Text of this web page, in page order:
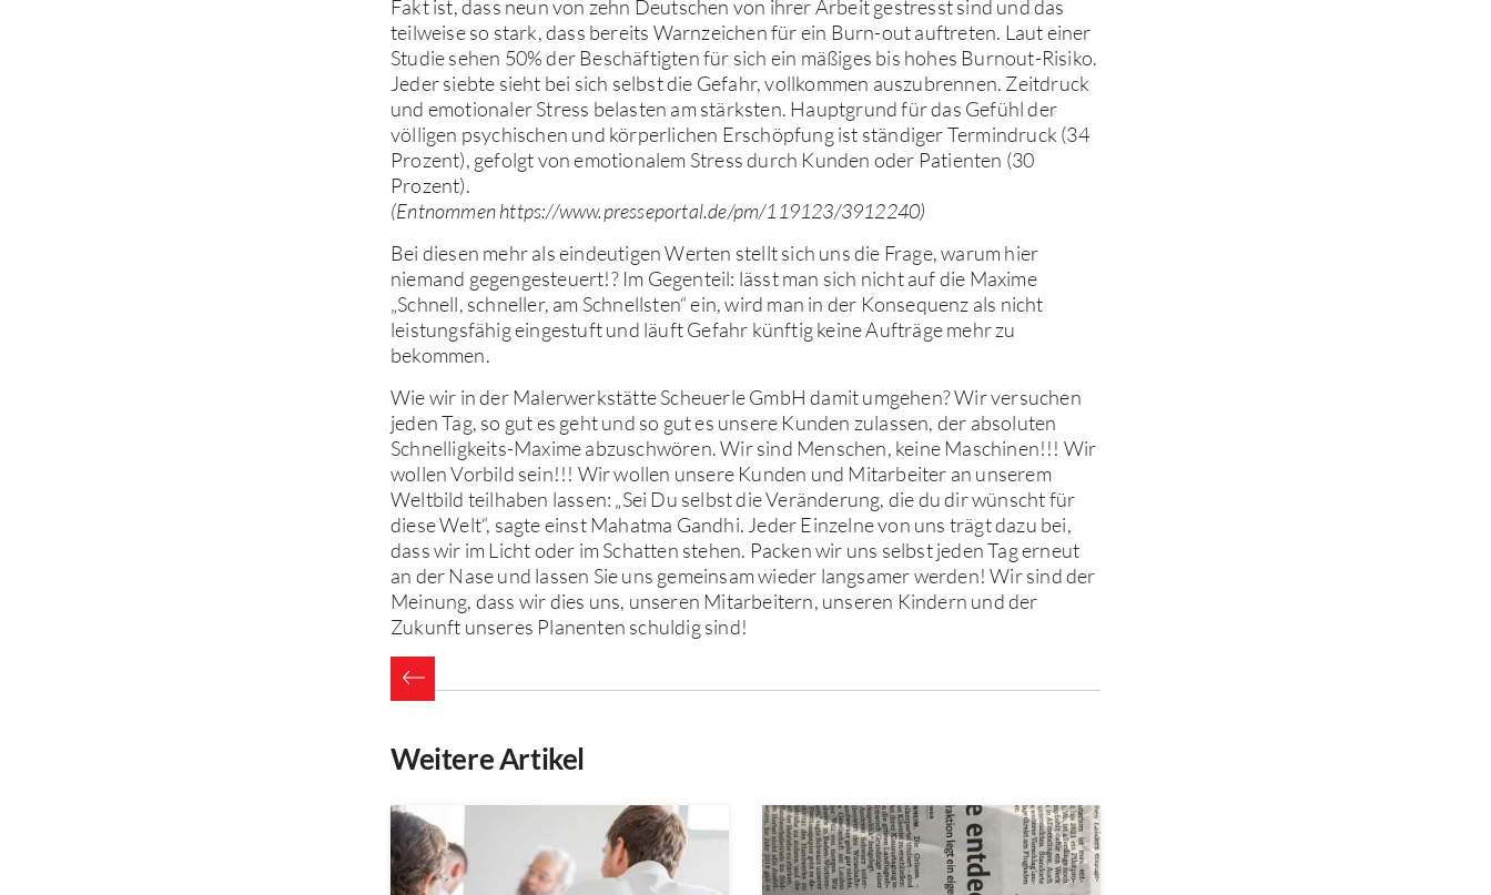
Fakt ist, dass neun von zehn Deutschen von ihrer Arbeit gestresst sind und das
teilweise so stark, dass bereits Warnzeichen für ein Burn-out auftreten. Laut einer
Studie sehen 50% der Beschäftigten für sich ein mäßiges bis hohes Burnout-Risiko.
Jeder siebte sieht bei sich selbst die Gefahr, vollkommen auszubrennen. Zeitdruck
und emotionaler Stress belasten am stärksten. Hauptgrund für das Gefühl der
völligen psychischen und körperlichen Erschöpfung ist ständiger Termindruck (34
Prozent), gefolgt von emotionalem Stress durch Kunden oder Patienten (30
Prozent).
(Entnommen https://www.presseportal.de/pm/119123/3912240)
Bei diesen mehr als eindeutigen Werten stellt sich uns die Frage, warum hier
niemand gegengesteuert!? Im Gegenteil: lässt man sich nicht auf die Maxime
„Schnell, schneller, am Schnellsten“ ein, wird man in der Konsequenz als nicht
leistungsfähig eingestuft und läuft Gefahr künftig keine Aufträge mehr zu
bekommen.
Wie wir in der Malerwerkstätte Scheuerle GmbH damit umgehen? Wir versuchen
jeden Tag, so gut es geht und so gut es unsere Kunden zulassen, der absoluten
Schnelligkeits-Maxime abzuschwören. Wir sind Menschen, keine Maschinen!!! Wir
wollen Vorbild sein!!! Wir wollen unsere Kunden und Mitarbeiter an unserem
Weltbild teilhaben lassen: „Sei Du selbst die Veränderung, die du dir wünscht für
diese Welt“, sagte einst Mahatma Gandhi. Jeder Einzelne von uns trägt dazu bei,
dass wir im Licht oder im Schatten stehen. Packen wir uns selbst jeden Tag erneut
an der Nase und lassen Sie uns gemeinsam wieder langsamer werden! Wir sind der
Meinung, dass wir dies uns, unseren Mitarbeitern, unseren Kindern und der
Zukunft unseres Planenten schuldig sind!
Weitere Artikel